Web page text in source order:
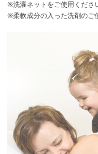
※洗濯ネットをご使用くださ
※柔軟成分の入った洗剤のご